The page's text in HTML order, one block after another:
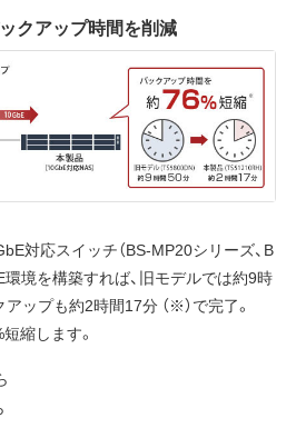
クアップ時間を削減
対応スイッチ（BS-MP20シリーズ、B
境を構築すれば、旧モデルでは約9時
ップも約2時間17分 （※）で完了。
縮します。